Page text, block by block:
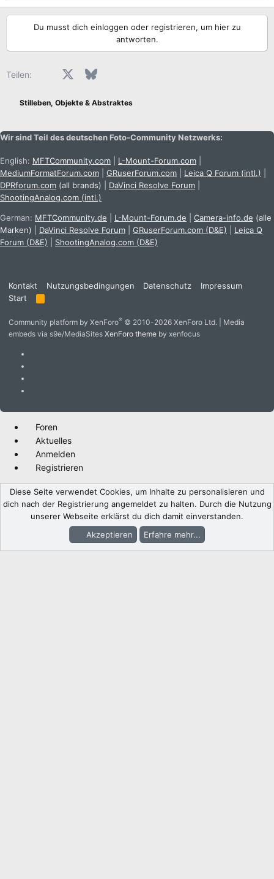
e
a
n
Du musst dich einloggen oder registrieren, um hier zu
antworten.
Teilen: FacebookX (Twitter)Bluesky
Stilleben, Objekte & Abstraktes
Wir sind Teil des deutschen Foto-Community Netzwerks:
English: MFTCommunity.com L-Mount-Forum.com
MediumFormatForum.com
GRuserForum.com Leica Q Forum (intl.)
DPRforum.com (all brands) DaVinci Resolve Forum
ShootingAnalog.com (intl.)
German: MFTCommunity.de L-Mount-Forum.de Camera-info.de (alle
Marken)
DaVinci Resolve Forum GRuserForum.com (D&E)
Leica Q
Forum (D&E)
ShootingAnalog.com (D&E)
Kontakt Nutzungsbedingungen Datenschutz
Impressum
Start
R
S
Community platform by XenForo® © 2010-2026 XenForo Ltd.
Media
embeds via s9e/MediaSites XenForo theme by xenfocus
Foren
Aktuelles
Anmelden
Registrieren
Diese Seite verwendet Cookies, um Inhalte zu personalisieren und
dich nach der Registrierung angemeldet zu halten. Durch die Nutzung
unserer Webseite erklärst du dich damit einverstanden.
Akzeptieren
Erfahre mehr...